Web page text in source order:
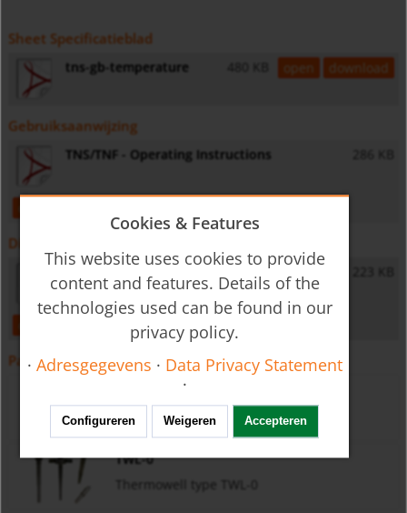
Sheet Specificatieblad
tns-gb-temperature 480 KB open download
Gebruiksaanwijzing
TNS/TNF - Operating Instructions 286 KB
Diversen
223 KB
Passende accessoires
Thermowell voor thermometers TSH
TWL-0
Thermowell type TWL-0
Cookies & Features
This website uses cookies to provide
content and features. Details of the
technologies used can be found in our
privacy policy.
· Adresgegevens · Data Privacy Statement
·
Configureren Weigeren Accepteren